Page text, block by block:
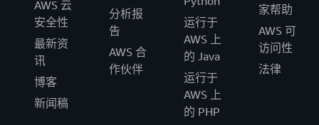
AWS 云
安全性
最新资
讯
博客
新闻稿
分析报
告
AWS 合
作伙伴
运行于
AWS 上
的 Java
运行于
AWS 上
的 PHP
家帮助
AWS 可
访问性
法律